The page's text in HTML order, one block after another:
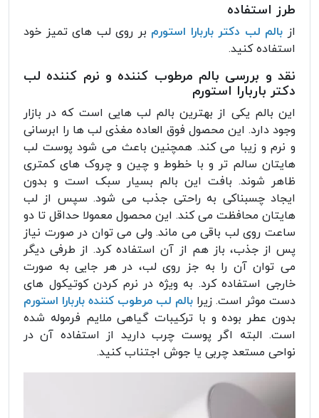
طرز استفاده
از بالم لب دکتر باربارا استورم بر روی لب های تمیز خود
استفاده کنید.
نقد و بررسی بالم مرطوب کننده و نرم کننده لب
دکتر باربارا استورم
این بالم یکی از بهترین بالم لب هایی است که در بازار
وجود دارد. این محصول فوق العاده مغذی لب ها را ابرسانی
و نرم و زیبا می کند. همچنین باعث می شود پوست لب
هایتان سالم تر و با خطوط و چین و چروک های کمتری
ظاهر شوند. بافت این بالم بسیار سبک است و بدون
ایجاد چسبناکی به راحتی جذب می شود. سپس از لب
هایتان محافظت می کند. این محصول معمولا حداقل تا دو
ساعت روی لب باقی می ماند. ولی می توان در صورت نیاز
پس از جذب، باز هم از آن استفاده کرد. از طرفی دیگر
می توان آن را به جز روی لب، در هر جایی به صورت
خارجی استفاده کرد. به ویژه در نرم کردن کوتیکول های
دست موثر است. زیرا بالم لب مرطوب کننده باربارا استورم
بدون عطر بوده و با ترکیبات گیاهی ملایم فرموله شده
است. البته اگر پوست چرب دارید از استفاده آن در
نواحی مستعد چربی یا جوش اجتناب کنید.